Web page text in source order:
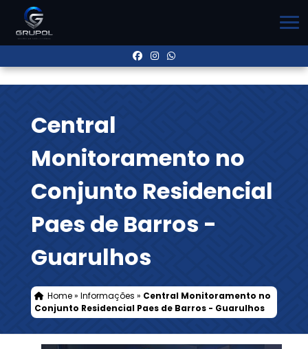
Central
Monitoramento no
Conjunto Residencial
Paes de Barros -
Guarulhos
Home» Informações » Central Monitoramento no
Conjunto Residencial Paes de Barros - Guarulhos